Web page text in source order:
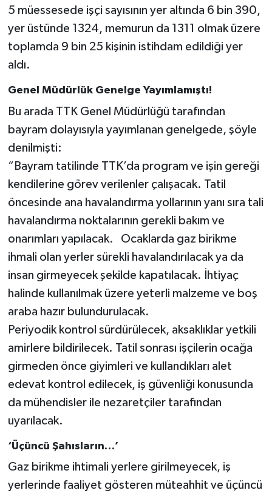
5 müessesede işçi sayısının yer altında 6 bin 390,
yer üstünde 1324, memurun da 1311 olmak üzere
toplamda 9 bin 25 kişinin istihdam edildiği yer
aldı.
Genel Müdürlük Genelge Yayımlamıştı!
Bu arada TTK Genel Müdürlüğü tarafından
bayram dolayısıyla yayımlanan genelgede, şöyle
denilmişti:
“Bayram tatilinde TTK’da program ve işin gereği
kendilerine görev verilenler çalışacak. Tatil
öncesinde ana havalandırma yollarının yanı sıra tali
havalandırma noktalarının gerekli bakım ve
onarımları yapılacak. Ocaklarda gaz birikme
ihmali olan yerler sürekli havalandırılacak ya da
insan girmeyecek şekilde kapatılacak. İhtiyaç
halinde kullanılmak üzere yeterli malzeme ve boş
araba hazır bulundurulacak.
Periyodik kontrol sürdürülecek, aksaklıklar yetkili
amirlere bildirilecek. Tatil sonrası işçilerin ocağa
girmeden önce giyimleri ve kullandıkları alet
edevat kontrol edilecek, iş güvenliği konusunda
da mühendisler ile nezaretçiler tarafından
uyarılacak.
‘Üçüncü Şahısların…’
Gaz birikme ihtimali yerlere girilmeyecek, iş
yerlerinde faaliyet gösteren müteahhit ve üçüncü